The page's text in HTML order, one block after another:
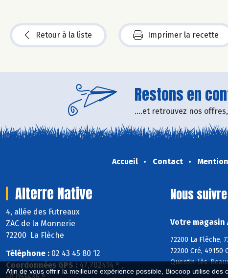
Afin de vous offrir la meilleure expérience possible, Biocoop utilise
Retour à la liste Imprimer la recette
Restons en
....et retrouvez nos
Accueil Contact
Alterre Native
4, allée des Futreaux
ZAC de la Monnerie
72200 La Flèche
Téléphone : 02 43 45 80 12
Coordonnées GPS : 47,702414 ° ,
Nous
Votre magasin
72200 La Flèche,
72200 Cré,
Quentin-lès-